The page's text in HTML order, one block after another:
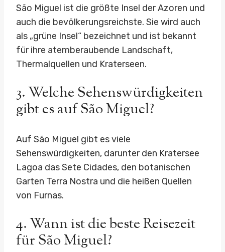
São Miguel ist die größte Insel der Azoren und
auch die bevölkerungsreichste. Sie wird auch
als „grüne Insel“ bezeichnet und ist bekannt
für ihre atemberaubende Landschaft,
Thermalquellen und Kraterseen.
3. Welche Sehenswürdigkeiten
gibt es auf São Miguel?
Auf São Miguel gibt es viele
Sehenswürdigkeiten, darunter den Kratersee
Lagoa das Sete Cidades, den botanischen
Garten Terra Nostra und die heißen Quellen
von Furnas.
4. Wann ist die beste Reisezeit
für São Miguel?